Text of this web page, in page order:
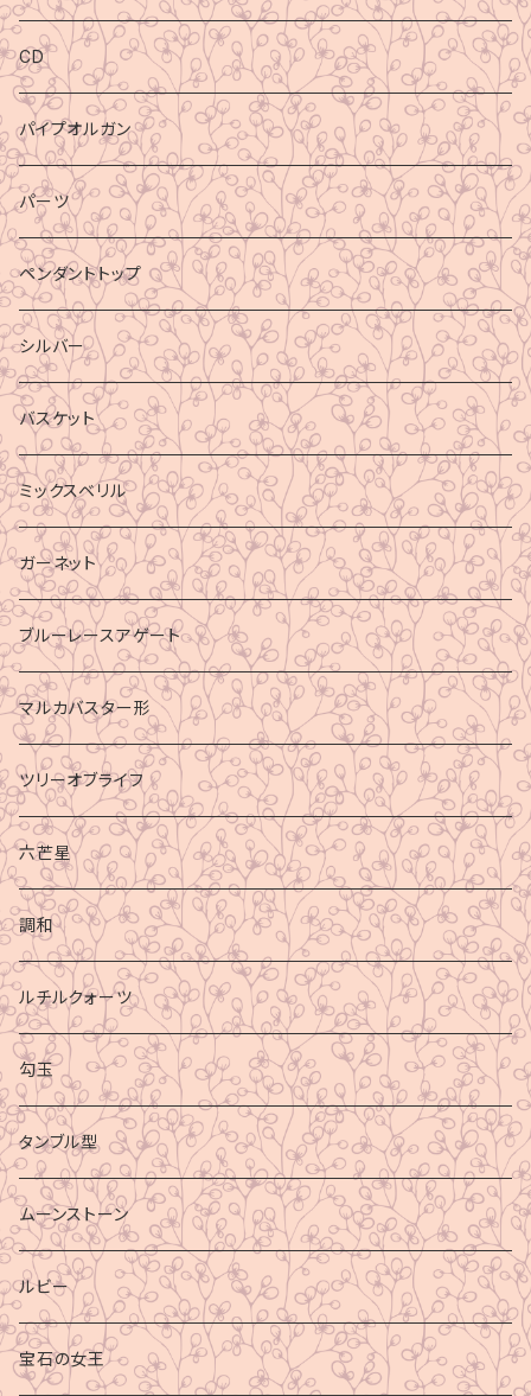
CD
パイプオルガン
パーツ
ペンダントトップ
シルバー
バスケット
ミックスベリル
ガーネット
ブルーレースアゲート
マルカバスター形
ツリーオブライフ
六芒星
調和
ルチルクォーツ
勾玉
タンブル型
ムーンストーン
ルビー
宝石の女王